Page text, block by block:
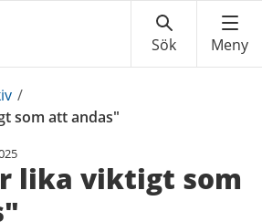
/
som att andas"
lika viktigt som